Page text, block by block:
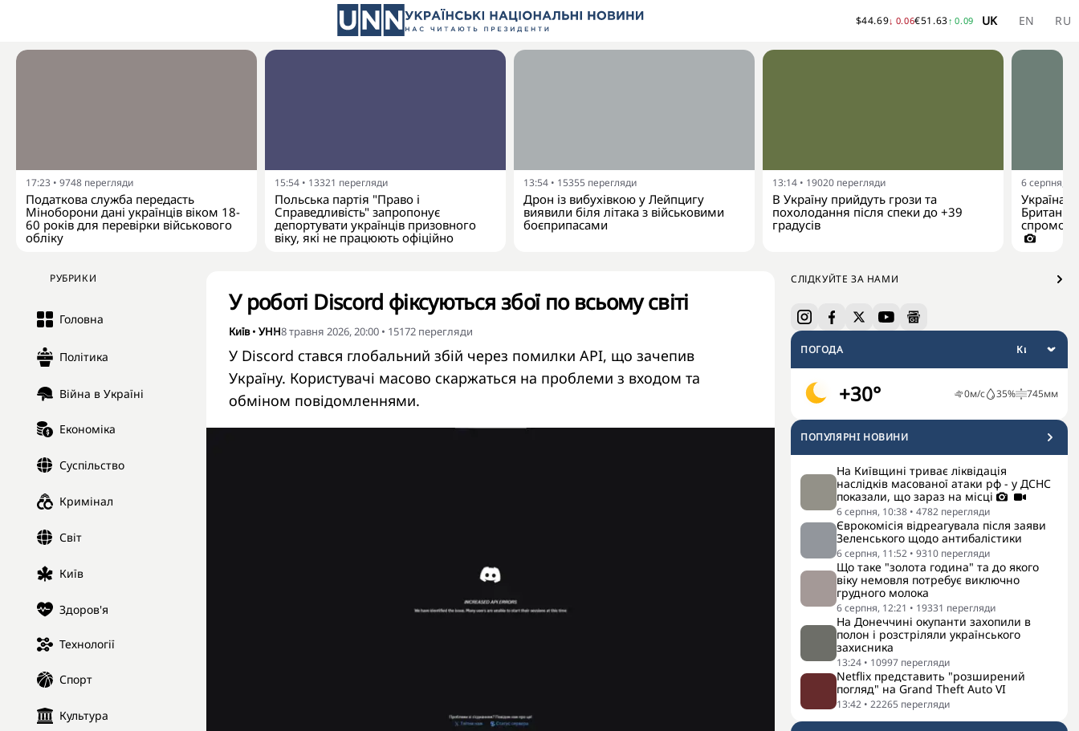
$44.69↓ 0.06€51.63↑ 0.09 UK EN RU
17:23 • 9748 перегляди
Податкова служба передасть
Міноборони дані українців віком 18-
60 років для перевірки військового
обліку
15:54 • 13321 перегляди
Польська партія "Право і
Справедливість" запропонує
депортувати українців призовного
віку, які не працюють офіційно
13:54 • 15355 перегляди
Дрон із вибухівкою у Лейпцигу
виявили біля літака з військовими
боєприпасами
13:14 • 19020 перегляди
В Україну прийдуть грози та
похолодання після спеки до +39
градусів
6 серпня,
Україна
Британії
РУБРИКИ
Головна
Політика
Війна в Україні
Економіка
Суспільство
Кримінал
Світ
Київ
Здоров'я
Технології
Спорт
Культура
СЛІДКУЙТЕ ЗА НАМИ
ПОГОДА
+30° 0м/с 35% 745мм
ПОПУЛЯРНI НОВИНИ
На Київщині триває ліквідація
наслідків масованої атаки рф - у ДСНС
показали, що зараз на місці
6 серпня, 10:38 • 4782 перегляди
Єврокомісія відреагувала після заяви
Зеленського щодо антибалістики
6 серпня, 11:52 • 9310 перегляди
Що таке "золота година" та до якого
віку немовля потребує виключно
грудного молока
6 серпня, 12:21 • 19331 перегляди
На Донеччині окупанти захопили в
полон і розстріляли українського
захисника
13:24 • 10997 перегляди
Netflix представить "розширений
погляд" на Grand Theft Auto VI
13:42 • 22265 перегляди
У роботі Discord фіксуються збої по всьому світі
Київ• УНН8 травня 2026, 20:00 • 15172 перегляди
У Discord стався глобальний збій через помилки API, що зачепив
Україну. Користувачі масово скаржаться на проблеми з входом та
обміном повідомленнями.